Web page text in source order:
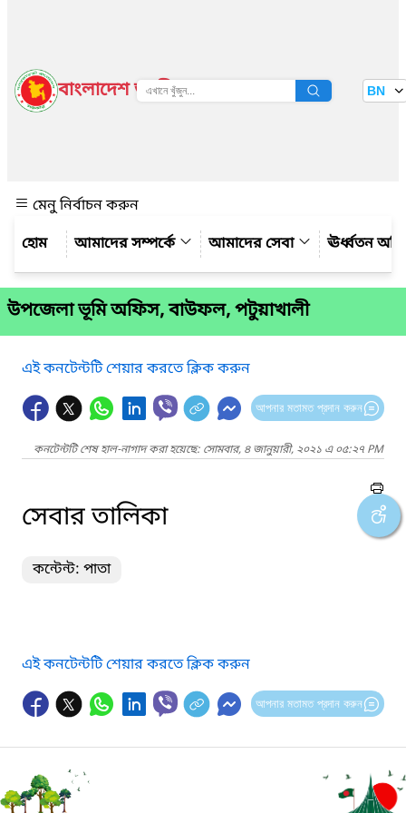
বাংলাদেশ জাতীয় তথ্য বাতায়ন BN
মেনু নির্বাচন করুন
আমাদের সম্পর্কে
আমাদের সেবা ঊর্ধ্বতন
উপজেলা ভূমি অফিস, বাউফল, পটুয়াখালী
এই কনটেন্টটি শেয়ার করতে ক্লিক করুন
আপনার মতামত প্রদান করুন
কনটেন্টটি শেষ হাল-নাগাদ করা হয়েছে: সোমবার, ৪ জানুয়ারী, ২০২১ এ ০৫:২৭ PM
সেবার তালিকা
কন্টেন্ট: পাতা
এই কনটেন্টটি শেয়ার করতে ক্লিক করুন
আপনার মতামত প্রদান করুন